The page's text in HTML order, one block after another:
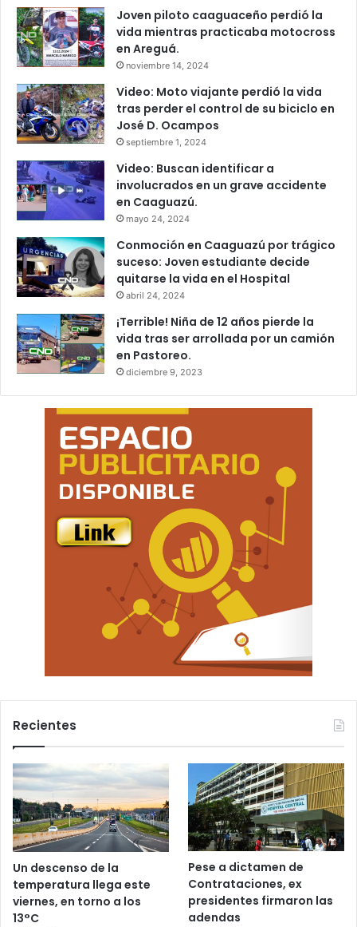
Joven piloto caaguaceño perdió la
vida mientras practicaba motocross
en Areguá.
noviembre 14, 2024
Video: Moto viajante perdió la vida
tras perder el control de su biciclo en
José D. Ocampos
septiembre 1, 2024
Video: Buscan identificar a
involucrados en un grave accidente
en Caaguazú.
mayo 24, 2024
Conmoción en Caaguazú por trágico
suceso: Joven estudiante decide
quitarse la vida en el Hospital
abril 24, 2024
¡Terrible! Niña de 12 años pierde la
vida tras ser arrollada por un camión
en Pastoreo.
diciembre 9, 2023
Recientes
Un descenso de la
temperatura llega este
viernes, en torno a los
13°C
Pese a dictamen de
Contrataciones, ex
presidentes firmaron las
adendas